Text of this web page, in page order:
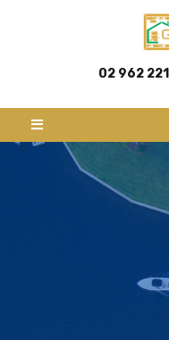
02 962